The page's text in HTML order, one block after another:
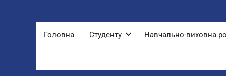
Головна Студенту Навчально-виховна